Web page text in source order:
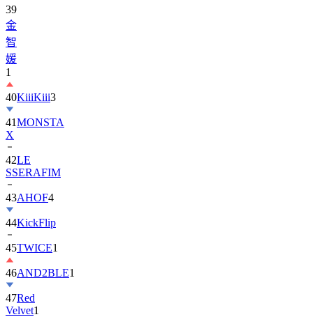
39
金
智
媛
1
40KiiiKiii3
41MONSTA
X
42LE
SSERAFIM
43AHOF4
44KickFlip
45TWICE1
46AND2BLE1
47Red
Velvet1